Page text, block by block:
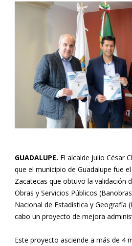
GUADALUPE. El alcalde Julio César
que el municipio de Guadalupe fue
Zacatecas que obtuvo la validación
Obras y Servicios Públicos
Nacional de Estadística y Geografía
cabo un proyecto de mejora
Este proyecto asciende a más de 4